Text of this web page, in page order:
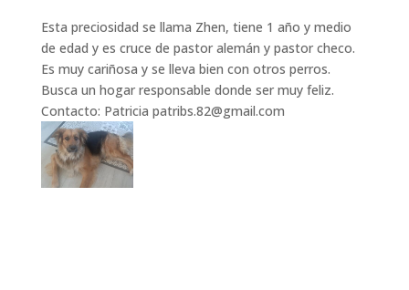
Esta preciosidad se llama Zhen, tiene 1 año y medio
de edad y es cruce de pastor alemán y pastor checo.
Es muy cariñosa y se lleva bien con otros perros.
Busca un hogar responsable donde ser muy feliz.
Contacto: Patricia patribs.82@gmail.com